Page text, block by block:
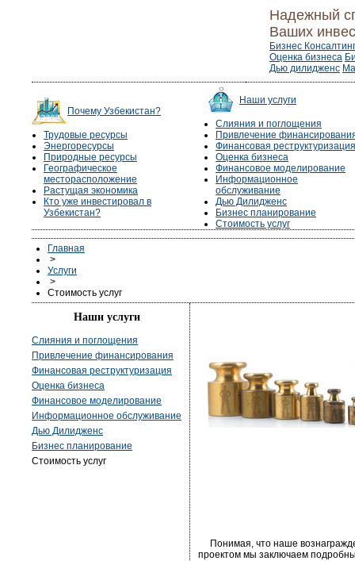
Надежный
Ваших
Бизнес Консалтинг
Оценка бизнеса
Дью дилидженс
Почему Узбекистан?
Трудовые ресурсы
Энергоресурсы
Природные ресурсы
Географическое
месторасположение
Растущая экономика
Кто уже инвестировал в
Узбекистан?
Наши услуги
Слияния и поглощения
Привлечение
Финансовая реструктуризация
Оценка бизнеса
Финансовое моделирование
Информационное
обслуживание
Дью Дилидженс
Бизнес планирование
Стоимость услуг
Главная
>
Услуги
>
Стоимость услуг
Наши услуги
Слияния и поглощения
Привлечение финансирования
Финансовая реструктуризация
Оценка бизнеса
Финансовое моделирование
Информационное обслуживание
Дью Дилидженс
Бизнес планирование
Стоимость услуг
Понимая, что наше
проектом мы заключаем